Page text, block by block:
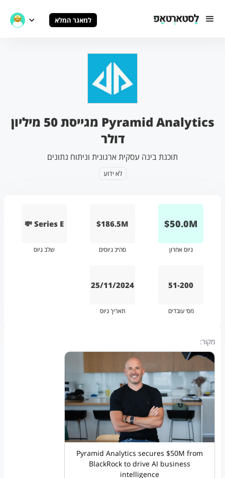
למאגר המלא
Pyramid Analytics מגייסת 50 מיליון
דולר
תוכנת בינה עסקית ארגונית וניתוח נתונים
לא ידוע
M
50.0
$
גיוס אחרון
$186.5M
סה״כ גיוסים
💸 Series E
שלב גיוס
51-200
מס׳ עובדים
25/11/2024
תאריך גיוס
מקור:
Pyramid Analytics secures $50M from
BlackRock to drive AI business
intelligence